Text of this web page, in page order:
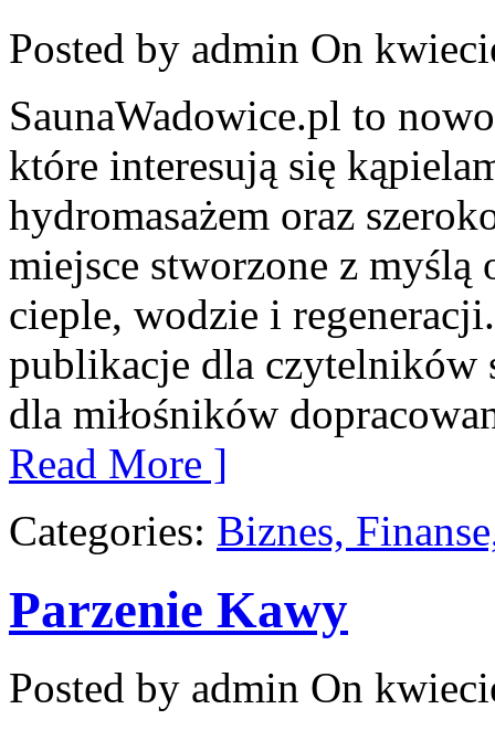
Posted by admin On
SaunaWadowice.pl to
które interesują się
hydromasażem oraz
miejsce stworzone z myślą
cieple, wodzie i
publikacje dla czytelników
dla miłośników
Read More ]
Categories: Biznes,
Parzenie Kawy
Posted by admin On